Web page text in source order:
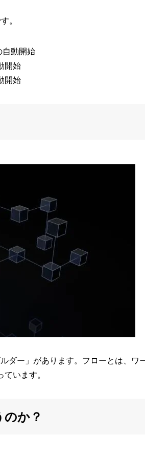
。
自動開始
開始
開始
ー」があります。フローとは、ワ
います。
か？